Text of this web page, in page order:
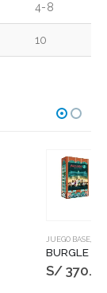
4-8
10
JUEGO BASE,
S/